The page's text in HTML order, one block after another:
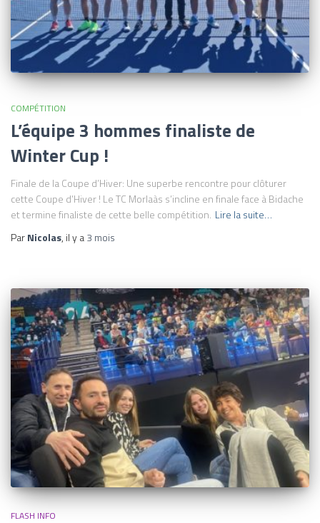
COMPÉTITION
L’équipe 3 hommes finaliste de
Winter Cup !
Finale de la Coupe d’Hiver: Une superbe rencontre pour clôturer
cette Coupe d’Hiver ! Le TC Morlaàs s’incline en finale face à Bidache
et termine finaliste de cette belle compétition. Lire la suite…
ParNicolas, il y a3 mois
FLASH INFO